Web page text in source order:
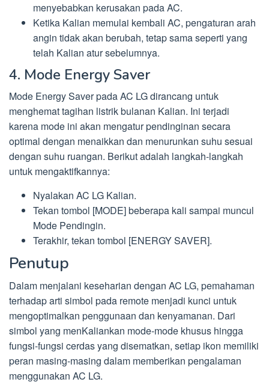
menyebabkan kerusakan pada AC.
Ketika Kalian memulai kembali AC, pengaturan arah
angin tidak akan berubah, tetap sama seperti yang
telah Kalian atur sebelumnya.
4. Mode Energy Saver
Mode Energy Saver pada AC LG dirancang untuk
menghemat tagihan listrik bulanan Kalian. Ini terjadi
karena mode ini akan mengatur pendinginan secara
optimal dengan menaikkan dan menurunkan suhu sesuai
dengan suhu ruangan. Berikut adalah langkah-langkah
untuk mengaktifkannya:
Nyalakan AC LG Kalian.
Tekan tombol [MODE] beberapa kali sampai muncul
Mode Pendingin.
Terakhir, tekan tombol [ENERGY SAVER].
Penutup
Dalam menjalani keseharian dengan AC LG, pemahaman
terhadap arti simbol pada remote menjadi kunci untuk
mengoptimalkan penggunaan dan kenyamanan. Dari
simbol yang menKaliankan mode-mode khusus hingga
fungsi-fungsi cerdas yang disematkan, setiap ikon memiliki
peran masing-masing dalam memberikan pengalaman
menggunakan AC LG.